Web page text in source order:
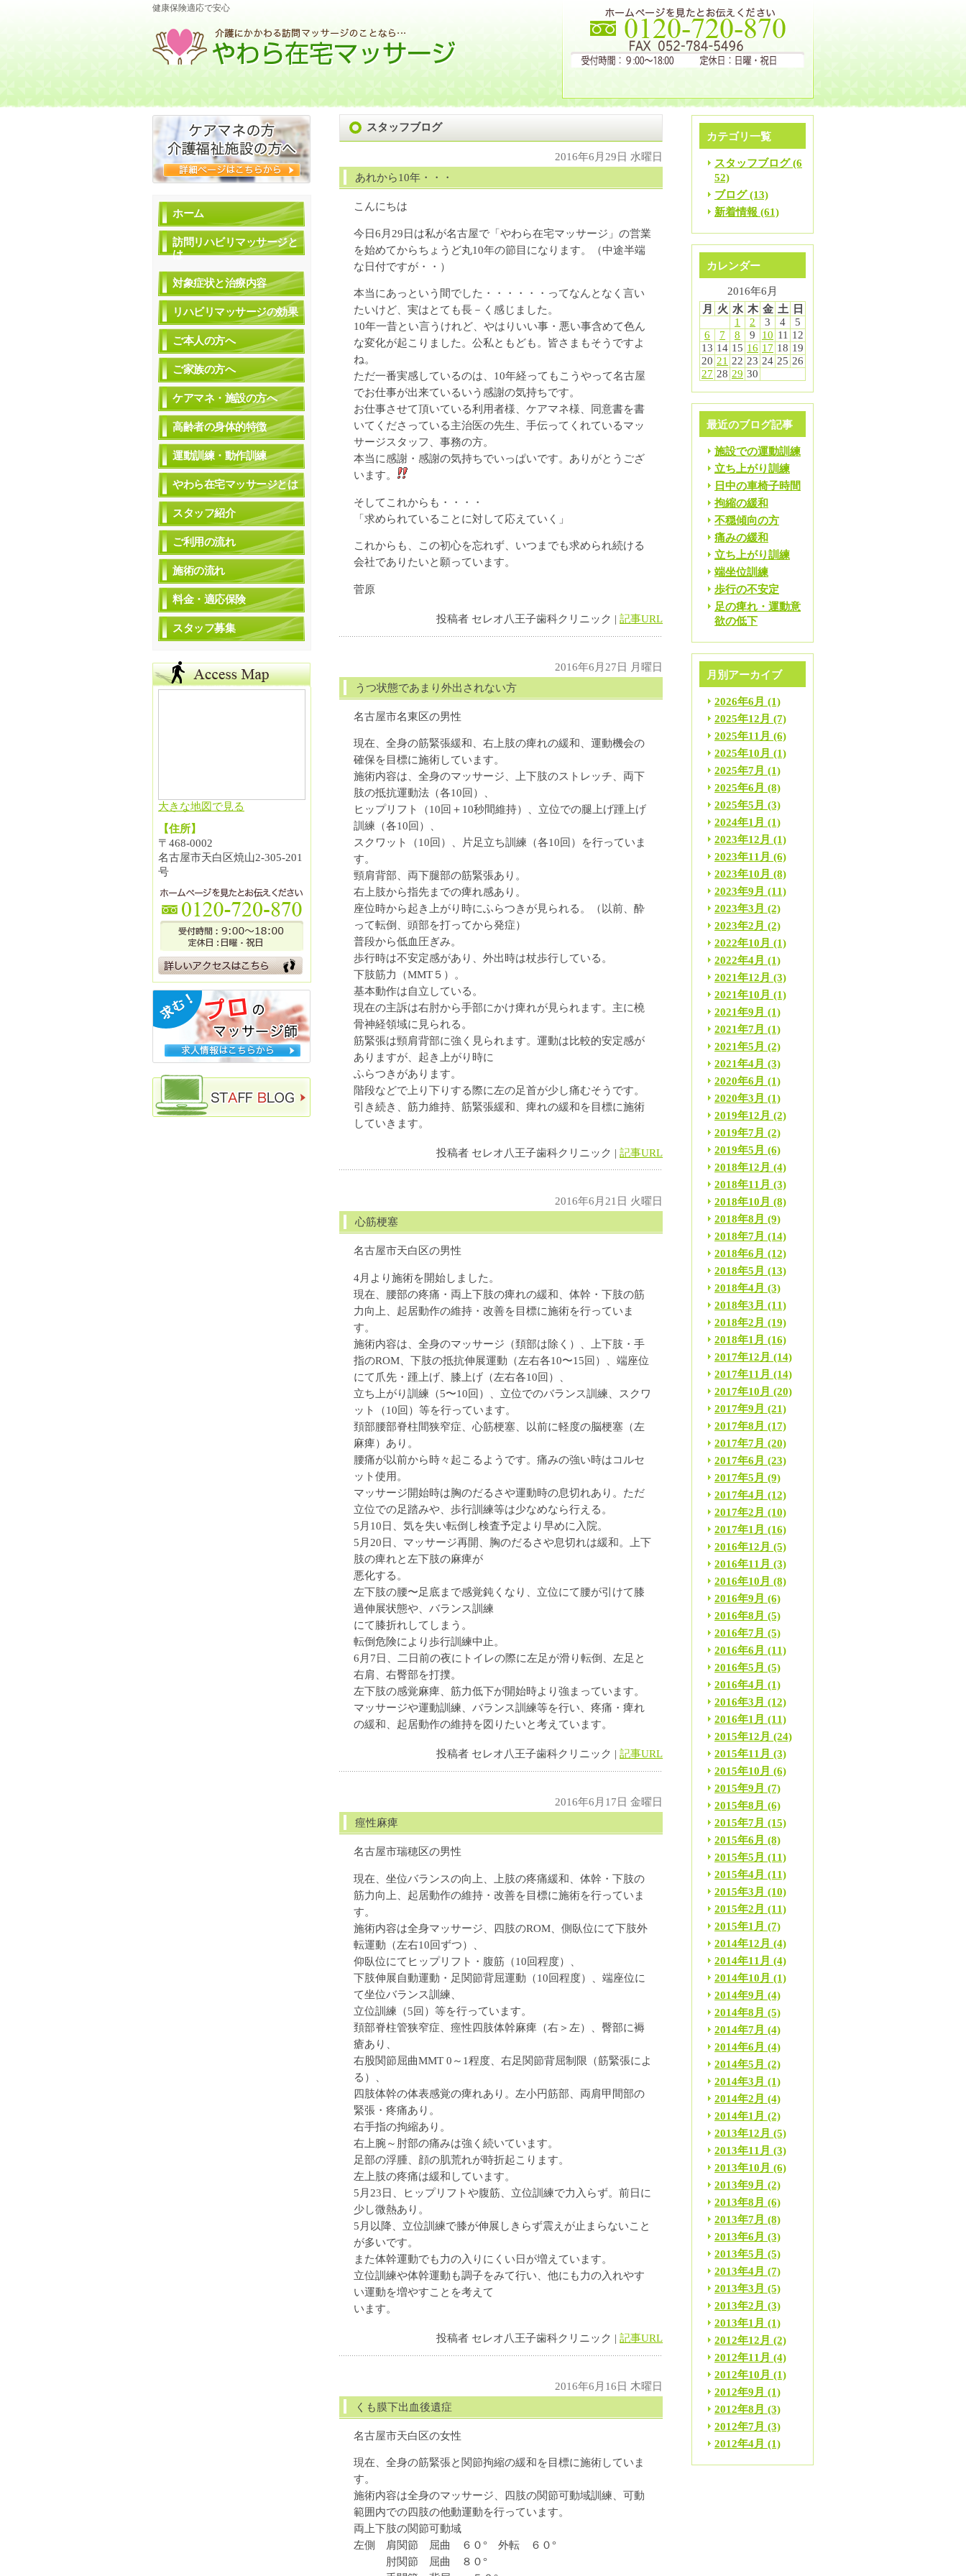
健康保険適応で安心
スタッフブログ
2016年6月29日 水曜日
あれから10年・・・
こんにちは
今日6月29日は私が名古屋で「やわら在宅マッサージ」の営業
を始めてからちょうど丸10年の節目になります。（中途半端
な日付ですが・・）
本当にあっという間でした・・・・・・ってなんとなく言い
たいけど、実はとても長－く感じました。
10年一昔とい言うけれど、やはりいい事・悪い事含めて色ん
な変化が起こりました。公私ともども。皆さまもそうですよ
ね。
ただ一番実感しているのは、10年経ってもこうやって名古屋
でお仕事が出来ているいう感謝の気持ちです。
お仕事させて頂いている利用者様、ケアマネ様、同意書を書
いてくださっている主治医の先生、手伝ってくれているマッ
サージスタッフ、事務の方。
本当に感謝・感謝の気持ちでいっぱいです。ありがとうござ
います。
そしてこれからも・・・・
「求められていることに対して応えていく」
これからも、この初心を忘れず、いつまでも求められ続ける
会社でありたいと願っています。
菅原
投稿者 セレオ八王子歯科クリニック |記事URL
2016年6月27日 月曜日
うつ状態であまり外出されない方
名古屋市名東区の男性
現在、全身の筋緊張緩和、右上肢の痺れの緩和、運動機会の
確保を目標に施術しています。
施術内容は、全身のマッサージ、上下肢のストレッチ、両下
肢の抵抗運動法（各10回）、
ヒップリフト（10回＋10秒間維持）、立位での腿上げ踵上げ
訓練（各10回）、
スクワット（10回）、片足立ち訓練（各10回）を行っていま
す。
頸肩背部、両下腿部の筋緊張あり。
右上肢から指先までの痺れ感あり。
座位時から起き上がり時にふらつきが見られる。（以前、酔
って転倒、頭部を打ってから発症）
普段から低血圧ぎみ。
歩行時は不安定感があり、外出時は杖歩行している。
下肢筋力（MMT５）。
基本動作は自立している。
現在の主訴は右肘から手部にかけ痺れが見られます。主に橈
骨神経領域に見られる。
筋緊張は頸肩背部に強く見られます。運動は比較的安定感が
ありますが、起き上がり時に
ふらつきがあります。
階段などで上り下りする際に左の足首が少し痛むそうです。
引き続き、筋力維持、筋緊張緩和、痺れの緩和を目標に施術
していきます。
投稿者 セレオ八王子歯科クリニック |記事URL
2016年6月21日 火曜日
心筋梗塞
名古屋市天白区の男性
4月より施術を開始しました。
現在、腰部の疼痛・両上下肢の痺れの緩和、体幹・下肢の筋
力向上、起居動作の維持・改善を目標に施術を行っていま
す。
施術内容は、全身のマッサージ（頚部は除く）、上下肢・手
指のROM、下肢の抵抗伸展運動（左右各10〜15回）、端座位
にて爪先・踵上げ、膝上げ（左右各10回）、
立ち上がり訓練（5〜10回）、立位でのバランス訓練、スクワ
ット（10回）等を行っています。
頚部腰部脊柱間狭窄症、心筋梗塞、以前に軽度の脳梗塞（左
麻痺）あり。
腰痛が以前から時々起こるようです。痛みの強い時はコルセ
ット使用。
マッサージ開始時は胸のだるさや運動時の息切れあり。ただ
立位での足踏みや、歩行訓練等は少なめなら行える。
5月10日、気を失い転倒し検査予定より早めに入院。
5月20日、マッサージ再開、胸のだるさや息切れは緩和。上下
肢の痺れと左下肢の麻痺が
悪化する。
左下肢の腰〜足底まで感覚鈍くなり、立位にて腰が引けて膝
過伸展状態や、バランス訓練
にて膝折れしてしまう。
転倒危険により歩行訓練中止。
6月7日、二日前の夜にトイレの際に左足が滑り転倒、左足と
右肩、右臀部を打撲。
左下肢の感覚麻痺、筋力低下が開始時より強まっています。
マッサージや運動訓練、バランス訓練等を行い、疼痛・痺れ
の緩和、起居動作の維持を図りたいと考えています。
投稿者 セレオ八王子歯科クリニック |記事URL
2016年6月17日 金曜日
痙性麻痺
名古屋市瑞穂区の男性
現在、坐位バランスの向上、上肢の疼痛緩和、体幹・下肢の
筋力向上、起居動作の維持・改善を目標に施術を行っていま
す。
施術内容は全身マッサージ、四肢のROM、側臥位にて下肢外
転運動（左右10回ずつ）、
仰臥位にてヒップリフト・腹筋（10回程度）、
下肢伸展自動運動・足関節背屈運動（10回程度）、端座位に
て坐位バランス訓練、
立位訓練（5回）等を行っています。
頚部脊柱管狭窄症、痙性四肢体幹麻痺（右＞左）、臀部に褥
瘡あり、
右股関節屈曲MMT 0～1程度、右足関節背屈制限（筋緊張によ
る）、
四肢体幹の体表感覚の痺れあり。左小円筋部、両肩甲間部の
緊張・疼痛あり。
右手指の拘縮あり。
右上腕～肘部の痛みは強く続いています。
足部の浮腫、顔の肌荒れが時折起こります。
左上肢の疼痛は緩和しています。
5月23日、ヒップリフトや腹筋、立位訓練で力入らず。前日に
少し微熱あり。
5月以降、立位訓練で膝が伸展しきらず震えが止まらないこと
が多いです。
また体幹運動でも力の入りにくい日が増えています。
立位訓練や体幹運動も調子をみて行い、他にも力の入れやす
い運動を増やすことを考えて
います。
投稿者 セレオ八王子歯科クリニック |記事URL
2016年6月16日 木曜日
くも膜下出血後遺症
名古屋市天白区の女性
現在、全身の筋緊張と関節拘縮の緩和を目標に施術していま
す。
施術内容は全身のマッサージ、四肢の関節可動域訓練、可動
範囲内での四肢の他動運動を行っています。
両上下肢の関節可動域
左側 肩関節 屈曲 ６０° 外転 ６０°
肘関節 屈曲 ８０°
カテゴリ一覧
スタッフブログ (6
52)
ブログ (13)
新着情報 (61)
カレンダー
2016年6月
月
火 水 木 金 土
日
1
2 3 4
5
6
7 8 9 10 11 12
13 14 15 16 17 18 19
20 21 22 23 24 25 26
27 28 29 30
最近のブログ記事
施設での運動訓練
立ち上がり訓練
日中の車椅子時間
拘縮の緩和
不穏傾向の方
痛みの緩和
立ち上がり訓練
端坐位訓練
歩行の不安定
足の痺れ・運動意
欲の低下
月別アーカイブ
2026年6月 (1)
2025年12月 (7)
2025年11月 (6)
2025年10月 (1)
2025年7月 (1)
2025年6月 (8)
2025年5月 (3)
2024年1月 (1)
2023年12月 (1)
2023年11月 (6)
2023年10月 (8)
2023年9月 (11)
2023年3月 (2)
2023年2月 (2)
2022年10月 (1)
2022年4月 (1)
2021年12月 (3)
2021年10月 (1)
2021年9月 (1)
2021年7月 (1)
2021年5月 (2)
2021年4月 (3)
2020年6月 (1)
2020年3月 (1)
2019年12月 (2)
2019年7月 (2)
2019年5月 (6)
2018年12月 (4)
2018年11月 (3)
2018年10月 (8)
2018年8月 (9)
2018年7月 (14)
2018年6月 (12)
2018年5月 (13)
2018年4月 (3)
2018年3月 (11)
2018年2月 (19)
2018年1月 (16)
2017年12月 (14)
2017年11月 (14)
2017年10月 (20)
2017年9月 (21)
2017年8月 (17)
2017年7月 (20)
2017年6月 (23)
2017年5月 (9)
2017年4月 (12)
2017年2月 (10)
2017年1月 (16)
2016年12月 (5)
2016年11月 (3)
2016年10月 (8)
2016年9月 (6)
2016年8月 (5)
2016年7月 (5)
2016年6月 (11)
2016年5月 (5)
2016年4月 (1)
2016年3月 (12)
2016年1月 (11)
2015年12月 (24)
2015年11月 (3)
2015年10月 (6)
2015年9月 (7)
2015年8月 (6)
2015年7月 (15)
2015年6月 (8)
2015年5月 (11)
2015年4月 (11)
2015年3月 (10)
2015年2月 (11)
2015年1月 (7)
2014年12月 (4)
2014年11月 (4)
2014年10月 (1)
2014年9月 (4)
2014年8月 (5)
2014年7月 (4)
2014年6月 (4)
2014年5月 (2)
2014年3月 (1)
2014年2月 (4)
2014年1月 (2)
2013年12月 (5)
2013年11月 (3)
2013年10月 (6)
2013年9月 (2)
2013年8月 (6)
2013年7月 (8)
2013年6月 (3)
2013年5月 (5)
2013年4月 (7)
2013年3月 (5)
2013年2月 (3)
2013年1月 (1)
2012年12月 (2)
2012年11月 (4)
2012年10月 (1)
2012年9月 (1)
2012年8月 (3)
2012年7月 (3)
2012年4月 (1)
ホーム
訪問リハビリマッサージと
は
対象症状と治療内容
リハビリマッサージの効果
ご本人の方へ
ご家族の方へ
ケアマネ・施設の方へ
高齢者の身体的特徴
運動訓練・動作訓練
やわら在宅マッサージとは
スタッフ紹介
ご利用の流れ
施術の流れ
料金・適応保険
スタッフ募集
大きな地図で見る
【住所】
〒468-0002
名古屋市天白区焼山2-305-201
号